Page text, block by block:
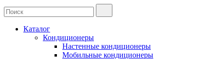
Каталог
Кондиционеры
Настенные кондиционеры
Мобильные кондиционеры